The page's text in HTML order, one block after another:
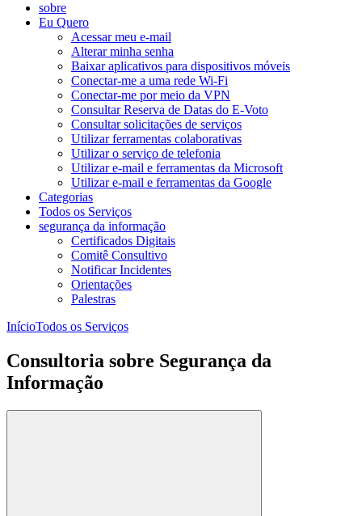
sobre
Eu Quero
Acessar meu e-mail
Alterar minha senha
Baixar aplicativos para dispositivos móveis
Conectar-me a uma rede Wi-Fi
Conectar-me por meio da VPN
Consultar Reserva de Datas do E-Voto
Consultar solicitações de serviços
Utilizar ferramentas colaborativas
Utilizar o serviço de telefonia
Utilizar e-mail e ferramentas da Microsoft
Utilizar e-mail e ferramentas da Google
Categorias
Todos os Serviços
segurança da informação
Certificados Digitais
Comitê Consultivo
Notificar Incidentes
Orientações
Palestras
InícioTodos os Serviços
Consultoria sobre Segurança da
Informação